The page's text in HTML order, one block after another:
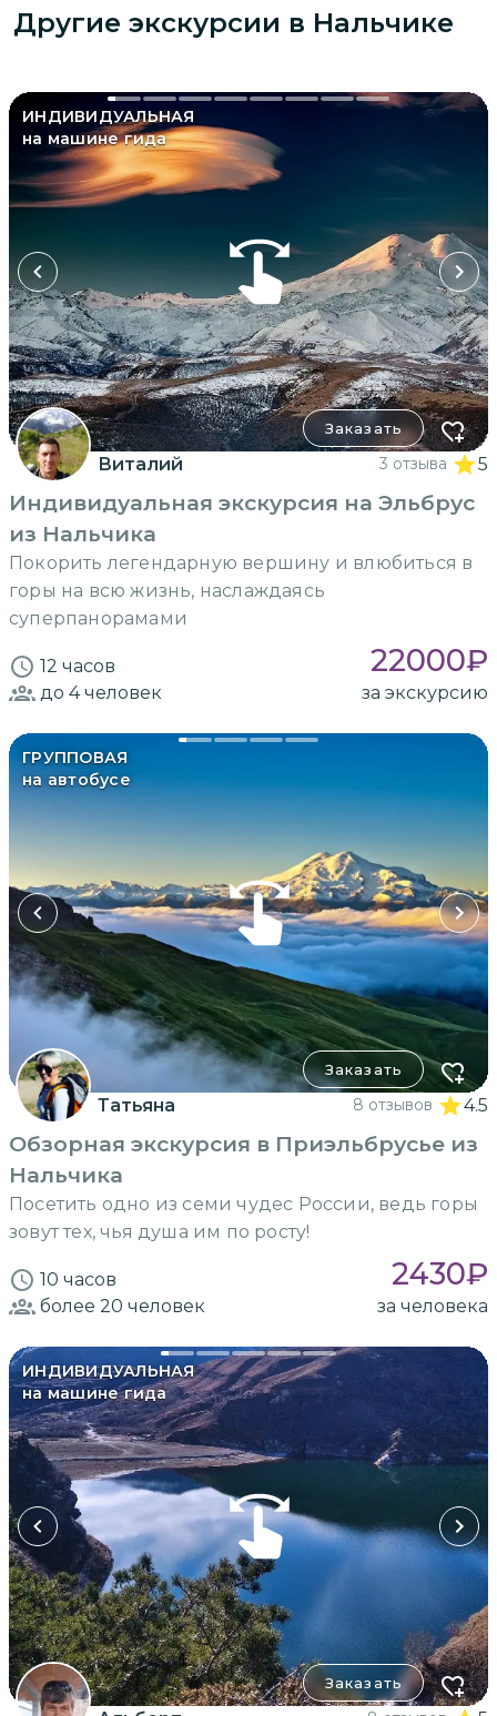
Другие экскурсии в Нальчике
ИНДИВИДУАЛЬНАЯ
на машине гида
Заказать
Виталий 3 отзыва 5
Индивидуальная экскурсия на Эльбрус
из Нальчика
Покорить легендарную вершину и влюбиться в
горы на всю жизнь, наслаждаясь
суперпанорамами
12 часов 22000₽
до 4человек за экскурсию
ГРУППОВАЯ
на автобусе
Заказать
Татьяна 8 отзывов 4.5
Обзорная экскурсия в Приэльбрусье из
Нальчика
Посетить одно из семи чудес России, ведь горы
зовут тех, чья душа им по росту!
10 часов 2430₽
более 20 человек за человека
ИНДИВИДУАЛЬНАЯ
на машине гида
Заказать